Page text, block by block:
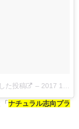
た投稿 – 2017 10月 4 6:13午後 PDT
ナチュラル志向プラ